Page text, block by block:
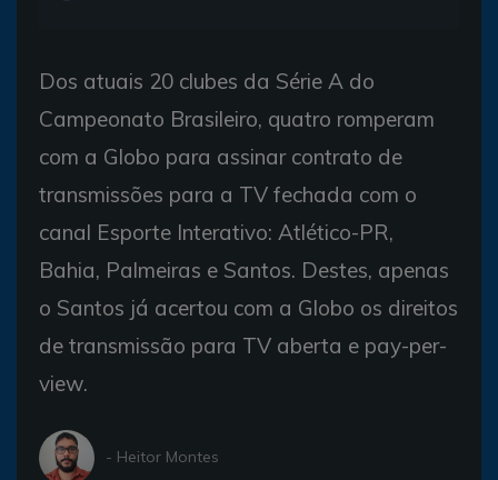
Dos atuais 20 clubes da Série A do
Campeonato Brasileiro, quatro romperam
com a Globo para assinar contrato de
transmissões para a TV fechada com o
canal Esporte Interativo: Atlético-PR,
Bahia, Palmeiras e Santos. Destes, apenas
o Santos já acertou com a Globo os direitos
de transmissão para TV aberta e pay-per-
view.
- Heitor Montes